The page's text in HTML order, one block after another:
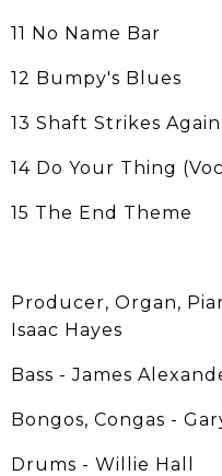
11 No Name Bar
12 Bumpy's Blues
13 Shaft Strikes Again
14 Do Your Thing
15 The End Theme
Producer, Organ,
Isaac Hayes
Bass - James
Bongos, Congas -
Drums - Willie Hall